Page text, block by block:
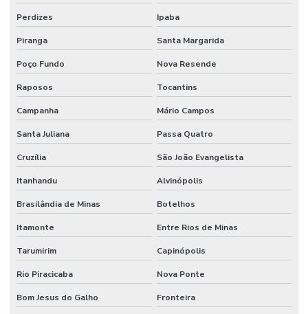
Perdizes Ipaba
Piranga Santa Margarida
Poço Fundo Nova Resende
Raposos Tocantins
Campanha Mário Campos
Santa Juliana Passa Quatro
Cruzília São João Evangelista
Itanhandu Alvinópolis
Brasilândia de Minas Botelhos
Itamonte Entre Rios de Minas
Tarumirim Capinópolis
Rio Piracicaba Nova Ponte
Bom Jesus do Galho Fronteira